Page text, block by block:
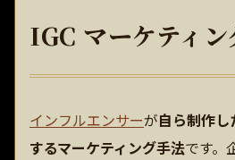
IGC マーケティン
インフルエンサーが自ら制作
するマーケティング手法です。